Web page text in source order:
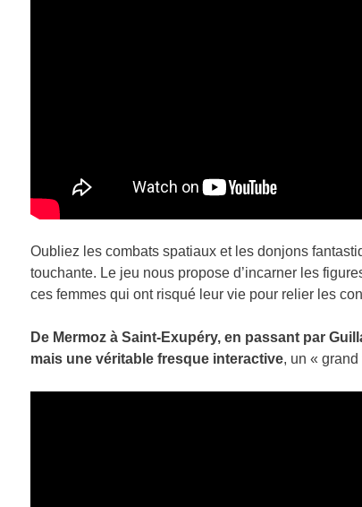
Oubliez les combats spatiaux et les donjons
touchante. Le jeu nous propose d’incarner les
ces femmes qui ont risqué leur vie pour relier les
De Mermoz à Saint-Exupéry, en passant par
mais une véritable fresque interactive, un « grand